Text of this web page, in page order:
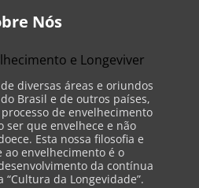
Nós
diversas áreas e oriundos
Brasil e de outros países,
de envelhecimento
ser que envelhece e não
Esta nossa filosofia e
ao envelhecimento é o
da contínua
da Longevidade”.